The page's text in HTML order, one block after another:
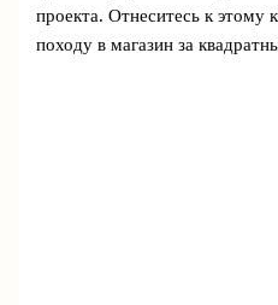
проекта. Отнеситесь к этому
походу в магазин за